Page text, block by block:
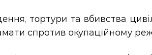
тортури та вбивства
спротив окупаційному